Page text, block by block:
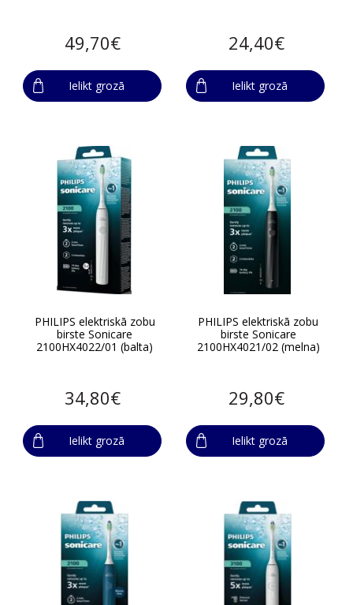
49,70€
Ielikt grozā
24,40€
Ielikt grozā
PHILIPS elektriskā zobu
birste Sonicare
2100HX4022/01 (balta)
34,80€
Ielikt grozā
PHILIPS elektriskā zobu
birste Sonicare
2100HX4021/02 (melna)
29,80€
Ielikt grozā